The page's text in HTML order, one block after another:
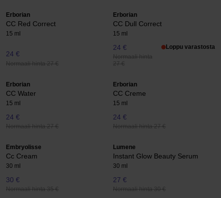
Erborian
CC Red Correct
15 ml
24 €
Normaali hinta 27 €
Erborian
CC Dull Correct
15 ml
24 €
Normaali hinta
27 €
Loppu varastosta
Erborian
CC Water
15 ml
24 €
Normaali hinta 27 €
Erborian
CC Creme
15 ml
24 €
Normaali hinta 27 €
Embryolisse
Cc Cream
30 ml
30 €
Normaali hinta 35 €
Lumene
Instant Glow Beauty Serum
30 ml
27 €
Normaali hinta 30 €